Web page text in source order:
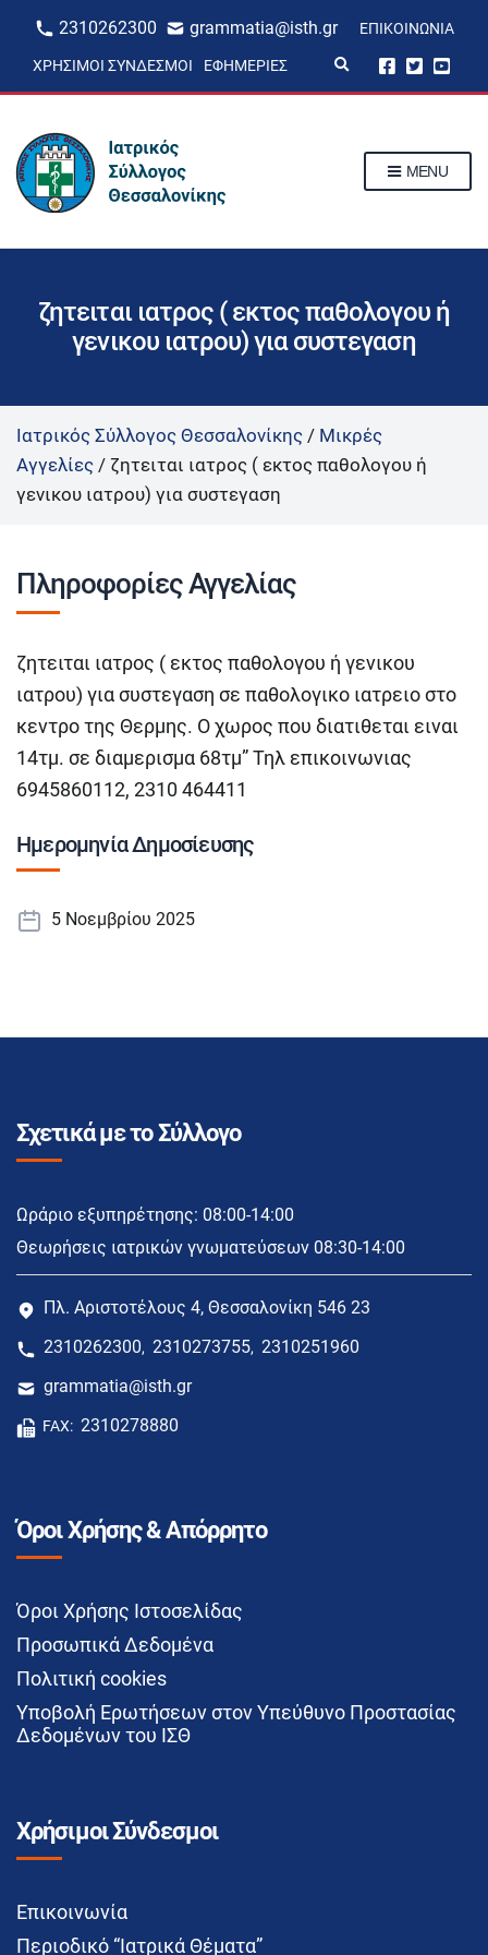
2310262300 grammatia@isth.gr ΕΠΙΚΟΙΝΩΝΊΑ
ΧΡΉΣΙΜΟΙ ΣΎΝΔΕΣΜΟΙ ΕΦΗΜΕΡΊΕΣ
p
m
MENU
ζητειται ιατρος ( εκτος παθολογου ή
γενικου ιατρου) για συστεγαση
Ιατρικός Σύλλογος Θεσσαλονίκης / Μικρές
Αγγελίες / ζητειται ιατρος ( εκτος παθολογου ή
γενικου ιατρου) για συστεγαση
Πληροφορίες Αγγελίας
ζητειται ιατρος ( εκτος παθολογου ή γενικου
ιατρου) για συστεγαση σε παθολογικο ιατρειο στο
κεντρο της Θερμης. Ο χωρος που διατιθεται ειναι
14τμ. σε διαμερισμα 68τμ” Τηλ επικοινωνιας
6945860112, 2310 464411
Ημερομηνία Δημοσίευσης
5 Νοεμβρίου 2025
Σχετικά με το Σύλλογο
Ωράριο εξυπηρέτησης: 08:00-14:00
Θεωρήσεις ιατρικών γνωματεύσεων 08:30-14:00
Πλ. Αριστοτέλους 4, Θεσσαλονίκη 546 23
2310262300, 2310273755, 2310251960
grammatia@isth.gr
FAX: 2310278880
Όροι Χρήσης & Απόρρητο
Όροι Χρήσης Ιστοσελίδας
Προσωπικά Δεδομένα
Πολιτική cookies
Υποβολή Ερωτήσεων στον Υπεύθυνο Προστασίας
Δεδομένων του ΙΣΘ
Χρήσιμοι Σύνδεσμοι
Επικοινωνία
Περιοδικό “Ιατρικά Θέματα”